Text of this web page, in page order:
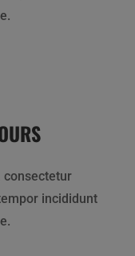
consectetur
incididunt